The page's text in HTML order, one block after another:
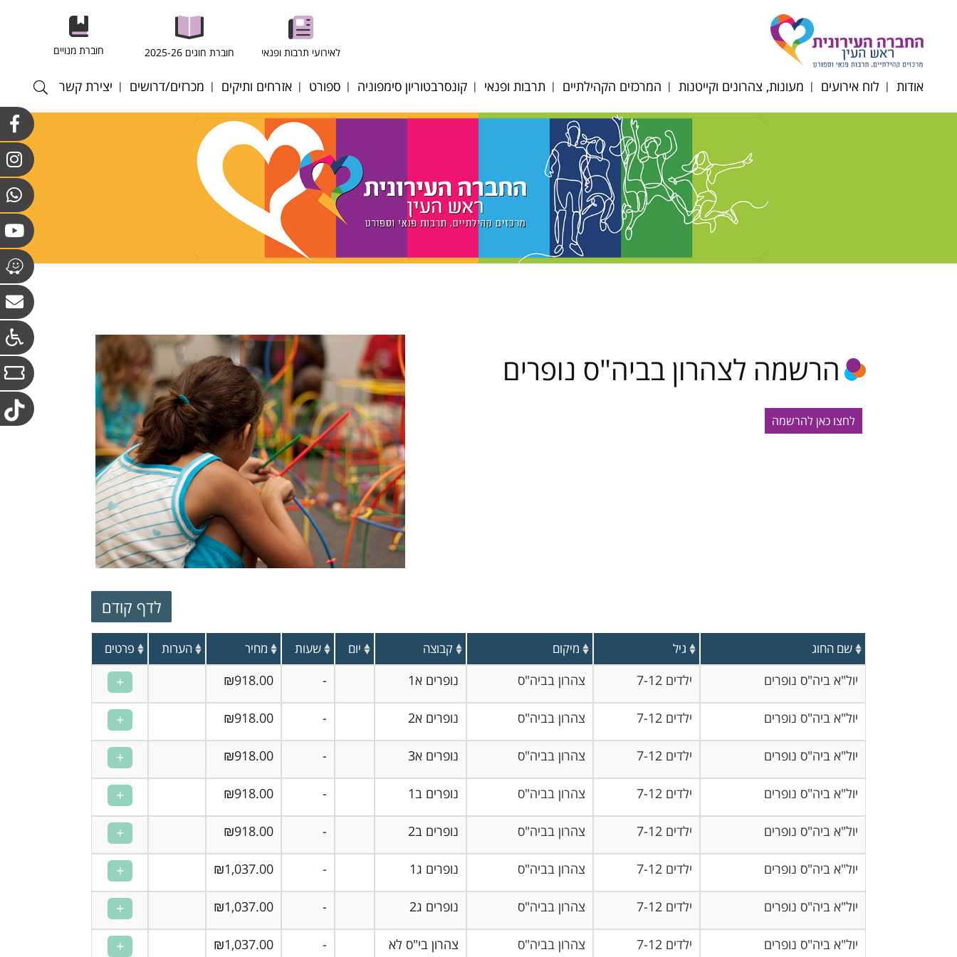
לאירועי תרבות ופנאי חוברת חוגים 2025-26 חוברת מנויים
אודות
לוח אירועים
מעונות, צהרונים וקייטנות
סבסוד צהרוני גני ילדים
לוח חופשות צהרונים
המרכזים הקהילתיים
רובע לב הגבעה
רובע לב מייסדים
רובע לב פסגות
אוכלוסיות מיוחדות
השכרת אולמות
מרחבים ציבוריים
תרבות ופנאי
דיוקן - בית ספר
לאומנות
מגדל צדק
הישראלית
קונסרבטוריון סימפוניה
צוות הקונסרבטוריון
לוח אירועים וקונצרטים
במערכת החינוך
ספורט
כדורגל
כדורעף
כדוריד
מאמאנט - כדורשת
טניס שדה
טניס שולחן
אזרחים ותיקים
וותיקים וולפסון
חוגים מועדון גבעת
הסלעים
מכרזים/דרושים
כוח אדם
קולות קוראים
יצירת קשר
הרשמה לצהרון בביה"ס נופרים
לחצו כאן להרשמה
שם החוג גיל מיקום קבוצה יום שעות מחיר הערות פרטים
יול"א ביה"ס נופרים ילדים 7-12 צהרון בביה"ס נופרים א1 -
₪918.00
יול"א ביה"ס נופרים ילדים 7-12 צהרון בביה"ס נופרים א2 -
₪918.00
יול"א ביה"ס נופרים ילדים 7-12 צהרון בביה"ס נופרים א3 -
₪918.00
יול"א ביה"ס נופרים ילדים 7-12 צהרון בביה"ס נופרים ב1 -
₪918.00
יול"א ביה"ס נופרים ילדים 7-12 צהרון בביה"ס נופרים ב2 -
₪918.00
יול"א ביה"ס נופרים ילדים 7-12 צהרון בביה"ס נופרים ג1 -
₪1,037.00
יול"א ביה"ס נופרים ילדים 7-12 צהרון בביה"ס נופרים ג2 -
₪1,037.00
יול"א ביה"ס נופרים ילדים 7-12 צהרון בביה"ס
צהרון בי"ס לא
-
₪1,037.00